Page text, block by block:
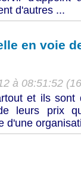
d'autres ...
en voie
à 08:51:52
et ils sont
leurs prix
d'une